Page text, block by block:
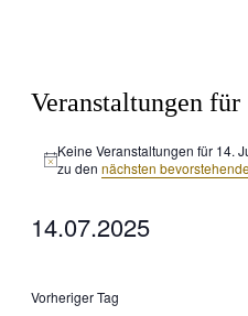
Veranstaltungen
Hinweis
Keine Veranstaltungen für 14.
zu den nächsten
14.07.2025
Vorheriger Tag